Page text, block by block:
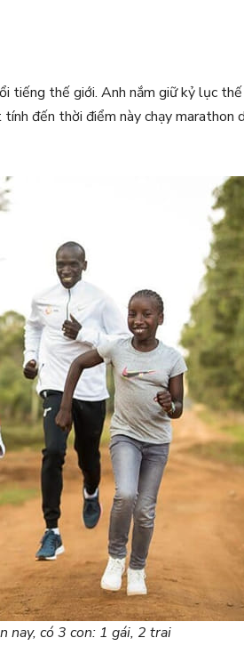
tiếng thế giới. Anh nắm giữ kỷ lục
đến thời điểm này chạy marathon
nay, có 3 con: 1 gái, 2 trai